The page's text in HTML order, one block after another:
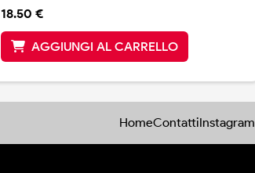
18.50 €
AGGIUNGI AL CARRELLO
HomeContattiInstagram